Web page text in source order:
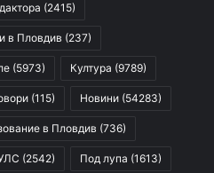
(2415)
в Пловдив (237)
(5973) Култура (9789)
(115) Новини (54283)
в Пловдив (736)
(2542) Под лупа (1613)